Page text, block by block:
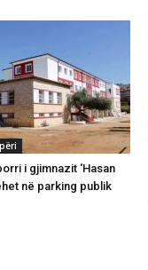
i gjimnazit ‘Hasan
në parking publik